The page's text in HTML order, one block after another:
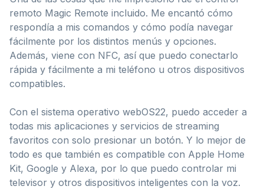
remoto Magic Remote incluido. Me encantó cómo
respondía a mis comandos y cómo podía navegar
fácilmente por los distintos menús y opciones.
Además, viene con NFC, así que puedo conectarlo
rápida y fácilmente a mi teléfono u otros dispositivos
compatibles.
Con el sistema operativo webOS22, puedo acceder a
todas mis aplicaciones y servicios de streaming
favoritos con solo presionar un botón. Y lo mejor de
todo es que también es compatible con Apple Home
Kit, Google y Alexa, por lo que puedo controlar mi
televisor y otros dispositivos inteligentes con la voz.